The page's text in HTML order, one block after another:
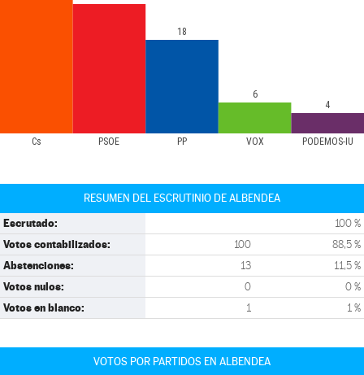
Cs PSOE PP VOX PODEMOS-IU
18
6
4
RESUMEN DEL ESCRUTINIO DE ALBENDEA
Escrutado: 100 %
Votos contabilizados: 100 88,5 %
Abstenciones: 13 11,5 %
Votos nulos: 0 0 %
Votos en blanco: 1 1 %
VOTOS POR PARTIDOS EN ALBENDEA